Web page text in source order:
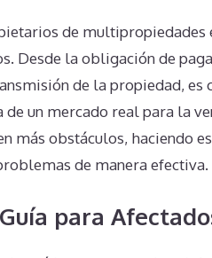
de multipropiedades
Desde la obligación de
de la propiedad,
de un mercado real para la
más obstáculos, haciendo
de manera efectiva.
para